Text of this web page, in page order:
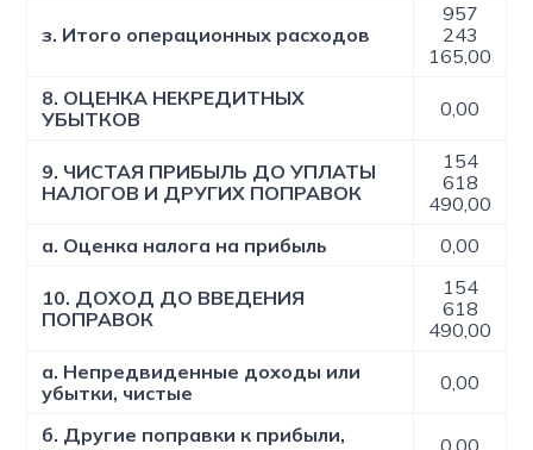
з. Итого операционных расходов
957
243
165,00
8. ОЦЕНКА НЕКРЕДИТНЫХ
УБЫТКОВ
0,00
9. ЧИСТАЯ ПРИБЫЛЬ ДО УПЛАТЫ
НАЛОГОВ И ДРУГИХ ПОПРАВОК
154
618
490,00
а. Оценка налога на прибыль
0,00
10. ДОХОД ДО ВВЕДЕНИЯ
ПОПРАВОК
154
618
490,00
а. Непредвиденные доходы или
убытки, чистые
0,00
б. Другие поправки к прибыли,
0,00